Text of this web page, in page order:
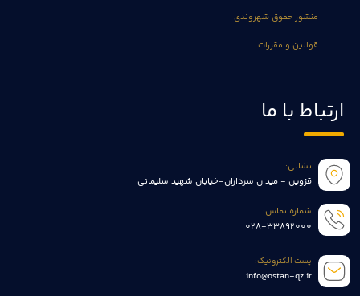
منشور حقوق شهروندی
قوانین و مقررات
ارتباط با ما
نشانی:
قزوین - میدان سرداران-خیابان شهید سلیمانی
شماره تماس:
028-33892000
پست الکترونیک:
info@ostan-qz.ir